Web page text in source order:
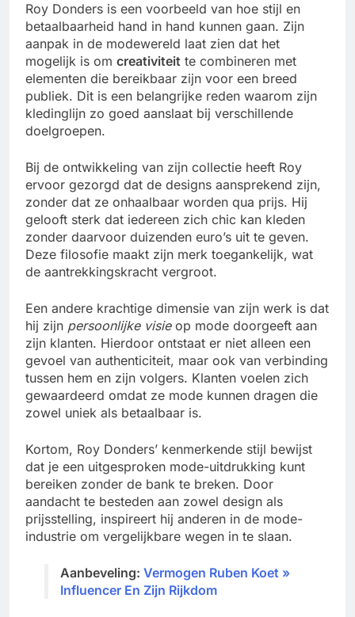
Roy Donders is een voorbeeld van hoe stijl en
betaalbaarheid hand in hand kunnen gaan. Zijn
aanpak in de modewereld laat zien dat het
mogelijk is om creativiteit te combineren met
elementen die bereikbaar zijn voor een breed
publiek. Dit is een belangrijke reden waarom zijn
kledinglijn zo goed aanslaat bij verschillende
doelgroepen.
Bij de ontwikkeling van zijn collectie heeft Roy
ervoor gezorgd dat de designs aansprekend zijn,
zonder dat ze onhaalbaar worden qua prijs. Hij
gelooft sterk dat iedereen zich chic kan kleden
zonder daarvoor duizenden euro’s uit te geven.
Deze filosofie maakt zijn merk toegankelijk, wat
de aantrekkingskracht vergroot.
Een andere krachtige dimensie van zijn werk is dat
hij zijn persoonlijke visieop mode doorgeeft aan
zijn klanten. Hierdoor ontstaat er niet alleen een
gevoel van authenticiteit, maar ook van verbinding
tussen hem en zijn volgers. Klanten voelen zich
gewaardeerd omdat ze mode kunnen dragen die
zowel uniek als betaalbaar is.
Kortom, Roy Donders’ kenmerkende stijl bewijst
dat je een uitgesproken mode-uitdrukking kunt
bereiken zonder de bank te breken. Door
aandacht te besteden aan zowel design als
prijsstelling, inspireert hij anderen in de mode-
industrie om vergelijkbare wegen in te slaan.
Aanbeveling: Vermogen Ruben Koet »
Influencer En Zijn Rijkdom